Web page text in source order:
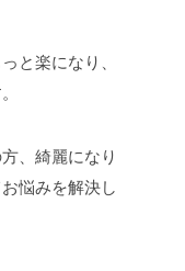
と楽になり、
、綺麗になり
悩みを解決し